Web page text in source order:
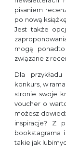
pisaniem
po nową
Jest także
mogą
związane z
Dla
konkurs, w
stronie swoje
voucher o
możesz
inspiracje? Z
bookstagrama
takie jak